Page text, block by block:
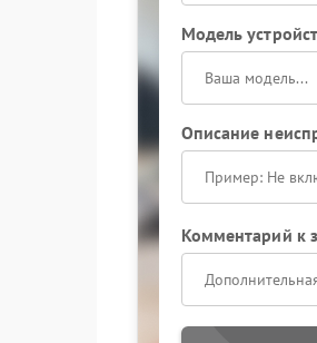
Модель
Описание
Комментарий к